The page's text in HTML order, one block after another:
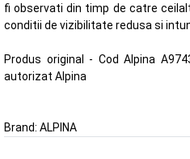
fi observati din timp de catre
conditii de vizibilitate redusa si
Produs original - Cod Alpina
autorizat Alpina
Brand: ALPINA